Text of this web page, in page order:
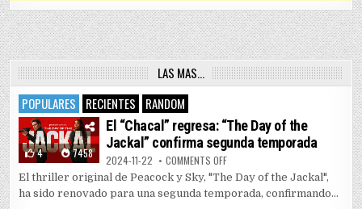
LAS MAS…
POPULARES
RECIENTES RANDOM
4 7458
El “Chacal” regresa: “The Day of the
Jackal” confirma segunda temporada
2024-11-22 COMMENTS OFFON EL “CHACAL” REGRESA: “THE
El thriller original de Peacock y Sky, "The Day of the Jackal",
ha sido renovado para una segunda temporada, confirmando...